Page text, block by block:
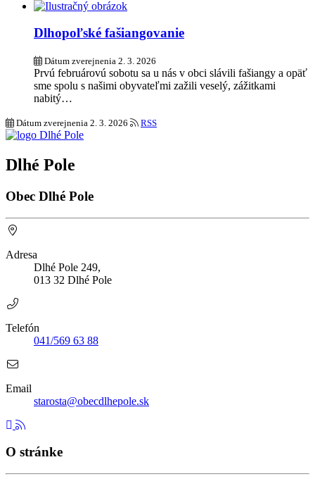
Dlhopoľské fašiangovanie
Dátum zverejnenia 2. 3. 2026
Prvú februárovú sobotu sa u nás v obci slávili fašiangy a opäť
sme spolu s našimi obyvateľmi zažili veselý, zážitkami
nabitý…
Dátum zverejnenia 2. 3. 2026 RSS
Dlhé Pole
Obec Dlhé Pole
Adresa
Dlhé Pole 249,
013 32 Dlhé Pole
Telefón
041/569 63 88
Email
starosta@obecdlhepole.sk
O stránke